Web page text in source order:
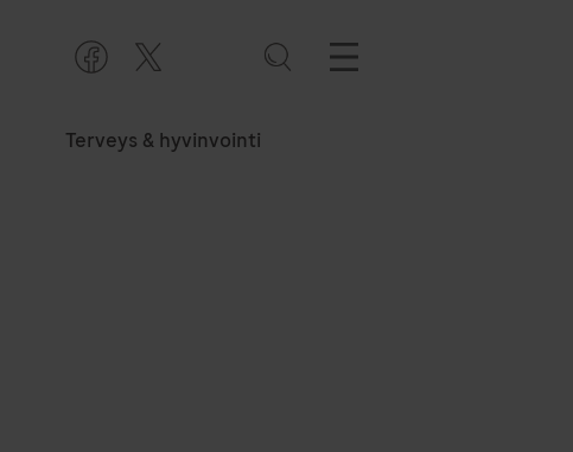
Terveys & hyvinvointi